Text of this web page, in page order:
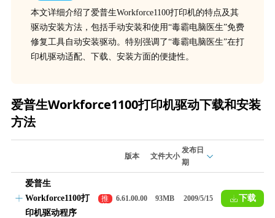
本文详细介绍了爱普生Workforce1100打印机的特点及其
驱动安装方法，包括手动安装和使用“毒霸电脑医生”免费
修复工具自动安装驱动。特别强调了“毒霸电脑医生”在打
印机驱动适配、下载、安装方面的便捷性。
爱普生Workforce1100打印机驱动下载和安装
方法
版本 文件大小
发布日
期
爱普生
Workforce1100打
印机驱动程序
推
荐
6.61.00.00 93MB 2009/5/15 下载